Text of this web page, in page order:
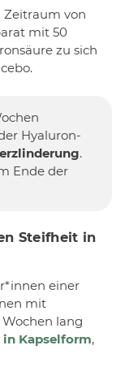
Zeitraum von
mit 50
zu sich
Hyaluron-
.
Ende der
Steifheit in
einer
mit
lang
in Kapselform,